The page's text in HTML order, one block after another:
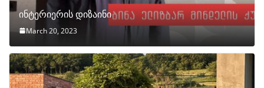
ინტერიერის დიზაინი
March 20, 2023